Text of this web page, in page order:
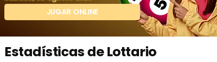
JUGAR ONLINE
Estadísticas de Lottario